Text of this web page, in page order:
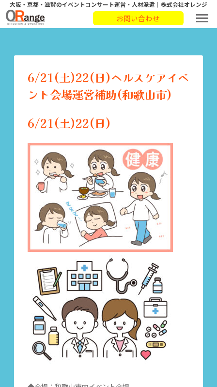
大阪・京都・滋賀のイベントコンサート運営・人材派遣｜株式会社オレンジ
お問い合わせ
6/21(土)22(日)ヘルスケアイベ
ント会場運営補助(和歌山市)
6/21(土)22(日)